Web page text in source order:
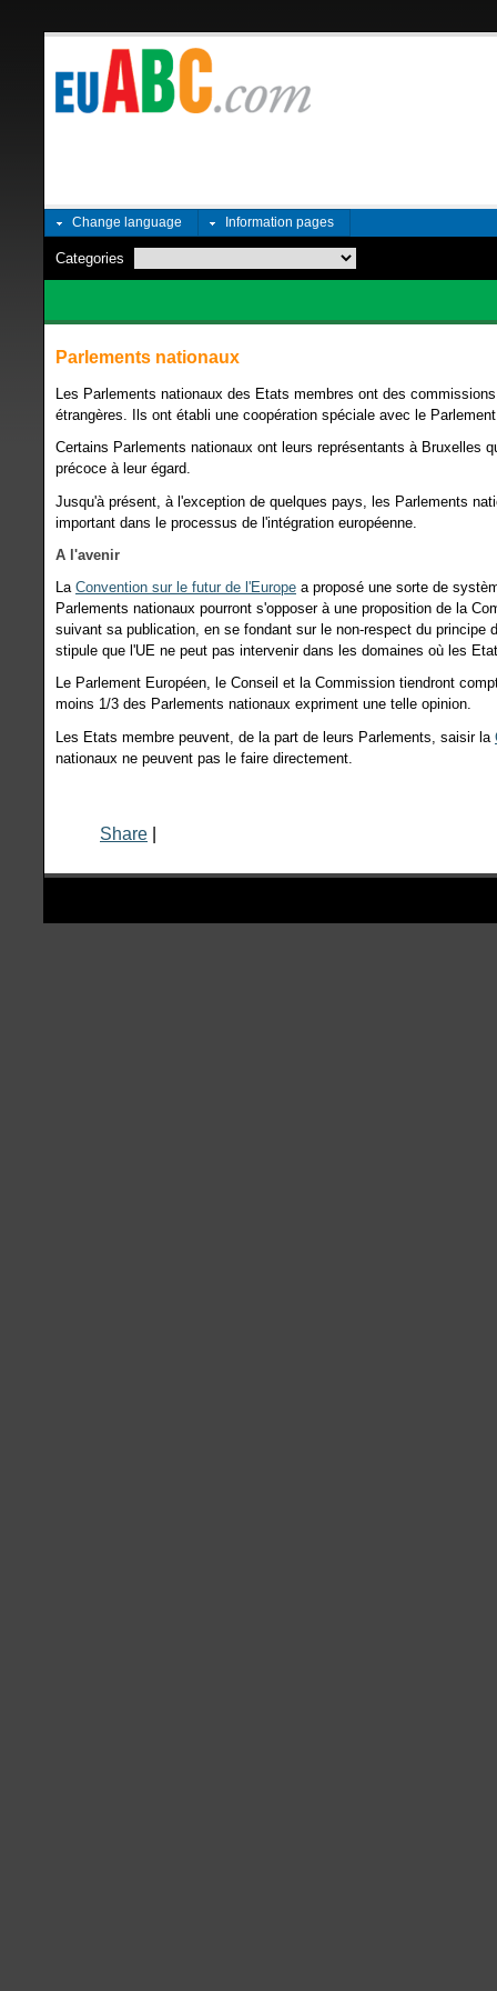
Change language Information pages
Categories
Parlements nationaux
Les Parlements nationaux des Etats membres ont des
étrangères. Ils ont établi une coopération spéciale avec le
Certains Parlements nationaux ont leurs représentants à Bruxelles
précoce à leur égard.
Jusqu'à présent, à l'exception de quelques pays, les Parlements
important dans le processus de l'intégration européenne.
A l'avenir
La Convention sur le futur de l'Europe a proposé une sorte de
Parlements nationaux pourront s'opposer à une proposition de la
suivant sa publication, en se fondant sur le non-respect du principe
stipule que l'UE ne peut pas intervenir dans les domaines où les
Le Parlement Européen, le Conseil et la Commission tiendront
moins 1/3 des Parlements nationaux expriment une telle opinion.
Les Etats membre peuvent, de la part de leurs Parlements, saisir la
nationaux ne peuvent pas le faire directement.
Share